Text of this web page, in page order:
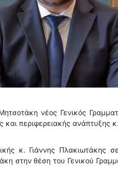
νέος Γενικός
και περιφερειακής
κ. Γιάννης Πλακιωτάκης
στην θέση του Γενικού